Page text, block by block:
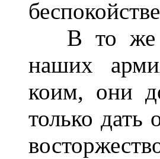
В то же
наших
коим, они
только дать